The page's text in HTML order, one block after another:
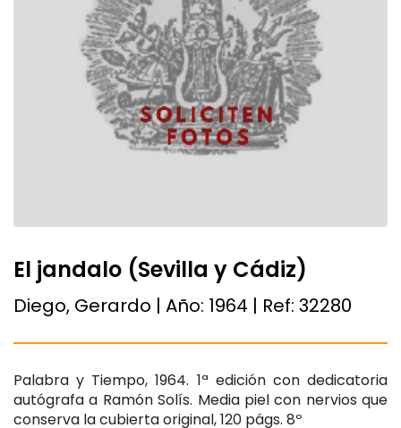
El jandalo (Sevilla y Cádiz)
Diego, Gerardo | Año: 1964 | Ref: 32280
Palabra y Tiempo, 1964. 1ª edición con dedicatoria
autógrafa a Ramón Solís. Media piel con nervios que
conserva la cubierta original, 120 págs. 8º